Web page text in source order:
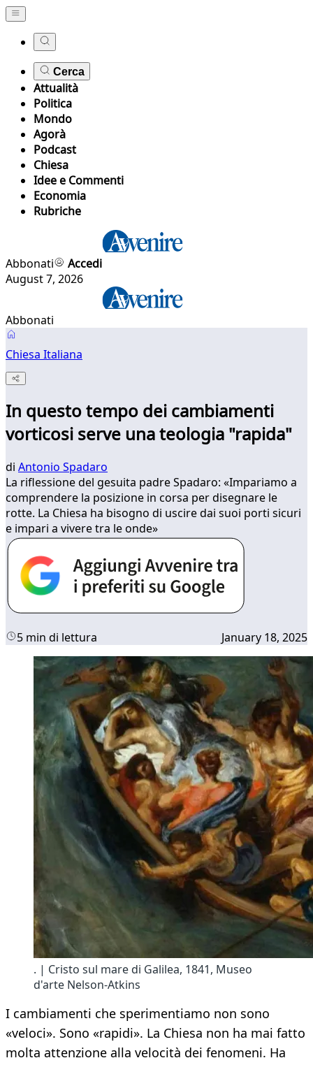
Cerca
Attualità
Politica
Mondo
Agorà
Podcast
Chiesa
Idee e Commenti
Economia
Rubriche
Abbonati
Accedi
August 7, 2026
Abbonati
Chiesa Italiana
In questo tempo dei cambiamenti
vorticosi serve una teologia "rapida"
di Antonio Spadaro
La riflessione del gesuita padre Spadaro: «Impariamo a
comprendere la posizione in corsa per disegnare le
rotte. La Chiesa ha bisogno di uscire dai suoi porti sicuri
e impari a vivere tra le onde»
5 min di lettura January 18, 2025
. | Cristo sul mare di Galilea, 1841, Museo
d'arte Nelson-Atkins
I cambiamenti che sperimentiamo non sono
«veloci». Sono «rapidi». La Chiesa non ha mai fatto
molta attenzione alla velocità dei fenomeni. Ha